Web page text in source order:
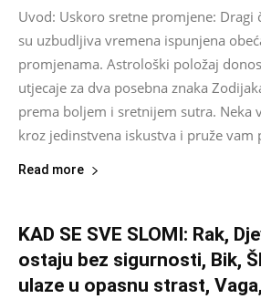
Uvod: Uskoro sretne promjene: Dragi
su uzbudljiva vremena ispunjena
promjenama. Astrološki položaj
utjecaje za dva posebna znaka
prema boljem i sretnijem sutra. Neka
kroz jedinstvena iskustva i pruže vam
Read more
KAD SE SVE SLOMI: Rak,
ostaju bez sigurnosti, Bik,
ulaze u opasnu strast,